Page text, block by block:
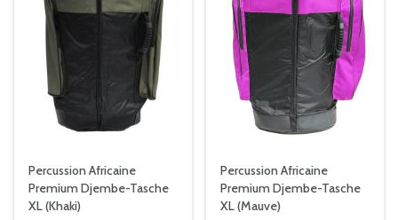
Percussion Africaine
Premium Djembe-Tasche
XL (Khaki)
Percussion Africaine
Premium Djembe-Tasche
XL (Mauve)